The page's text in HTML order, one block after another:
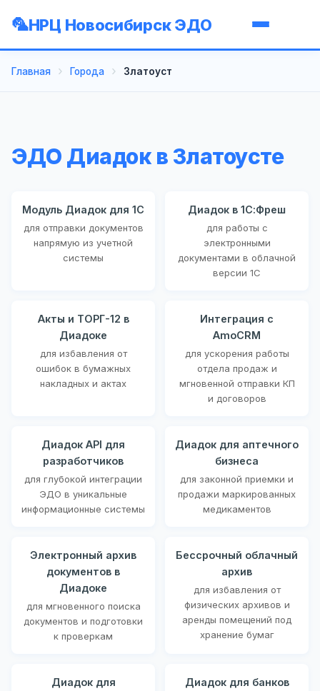
НРЦ Новосибирск ЭДО
Главная Города Златоуст
ЭДО Диадок в Златоусте
Модуль Диадок для 1С
для отправки документов
напрямую из учетной
системы
Диадок в 1С:Фреш
для работы с
электронными
документами в облачной
версии 1С
Акты и ТОРГ-12 в
Диадоке
для избавления от
ошибок в бумажных
накладных и актах
Интеграция с
AmoCRM
для ускорения работы
отдела продаж и
мгновенной отправки КП
и договоров
Диадок API для
разработчиков
для глубокой интеграции
ЭДО в уникальные
информационные системы
Диадок для аптечного
бизнеса
для законной приемки и
продажи маркированных
медикаментов
Электронный архив
документов в
Диадоке
для мгновенного поиска
документов и подготовки
к проверкам
Бессрочный облачный
архив
для избавления от
физических архивов и
аренды помещений под
хранение бумаг
Диадок для
Диадок для банков